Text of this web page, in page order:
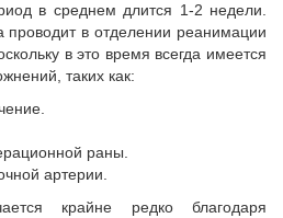
в среднем длится 1-2 недели.
в отделении реанимации
в это время всегда имеется
таких как:
раны.
артерии.
крайне редко благодаря